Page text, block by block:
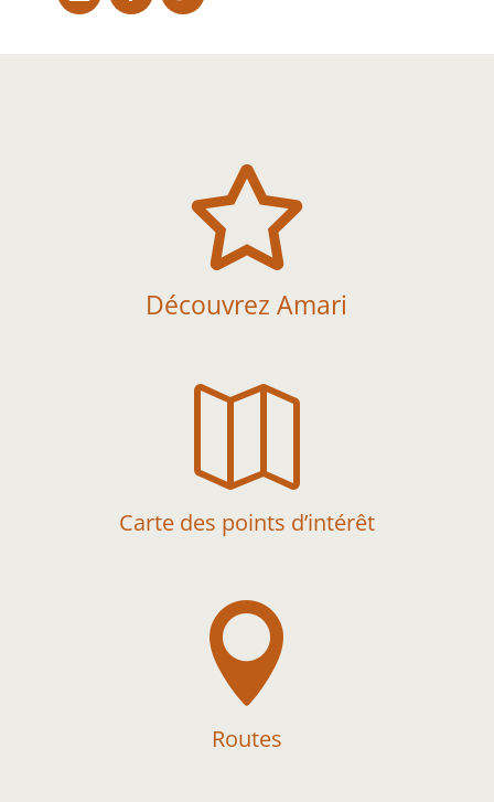

Découvrez Amari

Carte des points d’intérêt

Routes